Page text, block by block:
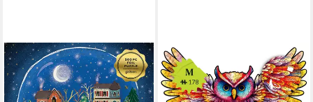
CHRONICLE BOOKS
Puzzle Idylle in der
Schneekugel - mit
MAGICHOLZ
Puzzle Regenbogenfeder
Eule Holzpuzzle (2D), 178